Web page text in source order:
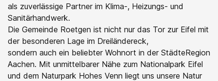
als zuverlässige Partner im Klima-, Heizungs- und
Sanitärhandwerk.
Die Gemeinde Roetgen ist nicht nur das Tor zur Eifel mit
der besonderen Lage im Dreiländereck,
sondern auch ein beliebter Wohnort in der StädteRegion
Aachen. Mit unmittelbarer Nähe zum Nationalpark Eifel
und dem Naturpark Hohes Venn liegt uns unsere Natur